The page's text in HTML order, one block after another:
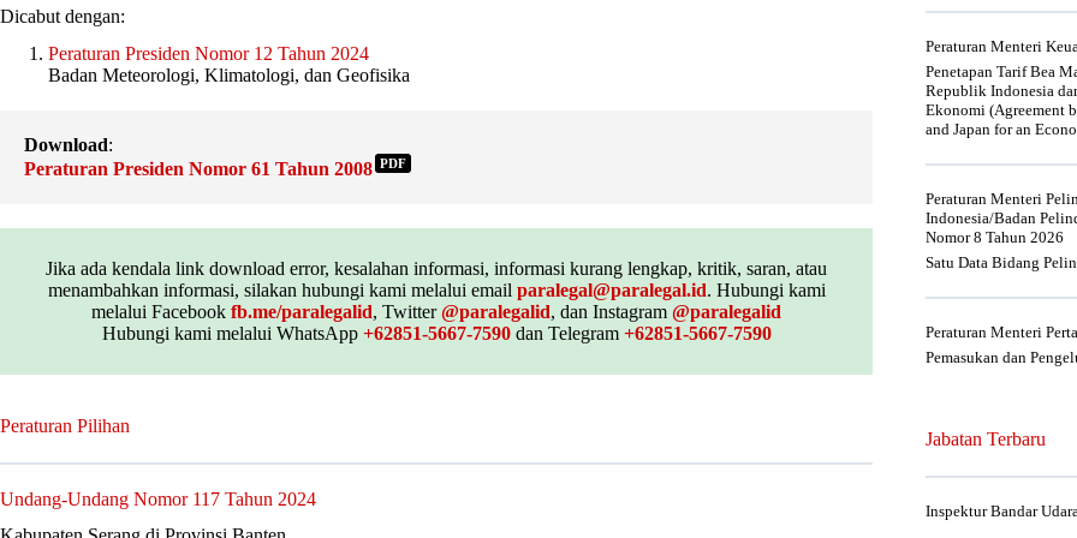
Dicabut dengan:
Peraturan Presiden Nomor 12 Tahun 2024
Badan Meteorologi, Klimatologi, dan Geofisika
Download:
Peraturan Presiden Nomor 61 Tahun 2008 PDF
Jika ada kendala link download error, kesalahan informasi, informasi kurang lengkap, kritik, saran, atau
menambahkan informasi, silakan hubungi kami melalui email paralegal@paralegal.id. Hubungi kami
melalui Facebook fb.me/paralegalid, Twitter@paralegalid, dan Instagram @paralegalid
Hubungi kami melalui WhatsApp +62851-5667-7590dan Telegram +62851-5667-7590
Peraturan Pilihan
Undang-Undang Nomor 117 Tahun 2024
Peraturan Menteri
Penetapan Tarif Bea
Republik Indonesia
Ekonomi (Agreement
and Japan for an
Peraturan Menteri
Indonesia/Badan
Nomor 8 Tahun 2026
Satu Data Bidang
Peraturan Menteri
Pemasukan dan
Jabatan Terbaru
Inspektur Bandar